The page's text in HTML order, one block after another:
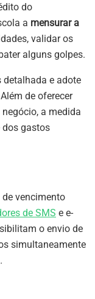
do
a mensurar a
validar os
alguns golpes.
detalhada e adote
de oferecer
a medida
dos gastos
vencimento
de SMS e e-
o envio de
simultaneamente